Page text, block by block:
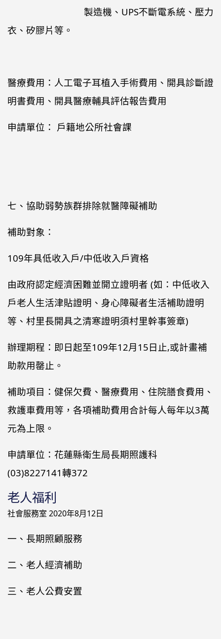
製造機、UPS不斷電系統、壓力
衣、矽膠片等。
醫療費用：人工電子耳植入手術費用、開具診斷證
明書費用、開具醫療輔具評估報告費用
申請單位： 戶籍地公所社會課
七、協助弱勢族群排除就醫障礙補助
補助對象：
109年具低收入戶/中低收入戶資格
由政府認定經濟困難並開立證明者 (如：中低收入
戶老人生活津貼證明、身心障礙者生活補助證明
等、村里長開具之清寒證明須村里幹事簽章)
辦理期程：即日起至109年12月15日止,或計畫補
助款用罄止。
補助項目：健保欠費、醫療費用、住院膳食費用、
救護車費用等，各項補助費用合計每人每年以3萬
元為上限。
申請單位：花蓮縣衛生局長期照護科
(03)8227141轉372
老人福利
社會服務室 2020年8月12日
一、長期照顧服務
二、老人經濟補助
三、老人公費安置